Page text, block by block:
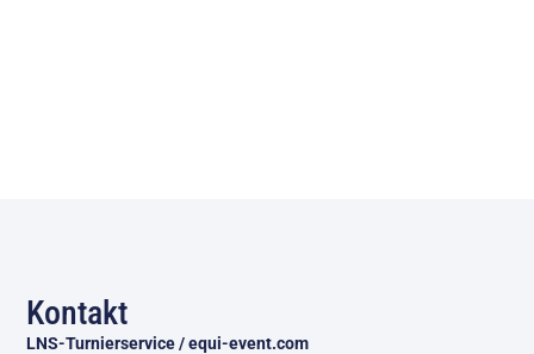
Kontakt
LNS-Turnierservice / equi-event.com